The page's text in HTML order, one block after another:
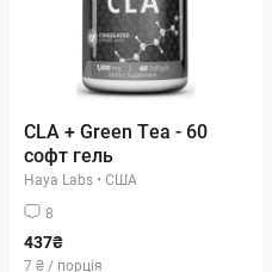
CLA + Green Tea - 60
софт гель
Haya Labs • США
8
437₴
7 ₴ / порція